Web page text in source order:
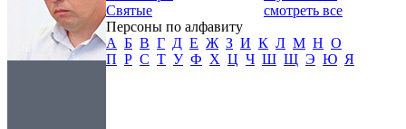
Святые
смотреть все
Персоны по алфавиту
А Б В Г Д Е Ж З И К Л М Н О
П Р С Т У Ф Х Ц Ч Ш Щ Э Ю Я